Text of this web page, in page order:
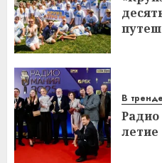
В тренде
Радио
летие